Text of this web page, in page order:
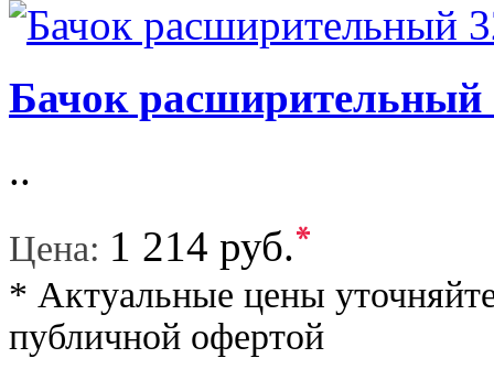
Бачок расширительный
..
Цена: 1 214 руб.*
* Актуальные цены
публичной офертой